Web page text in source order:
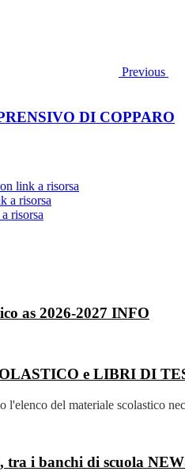
Previous
DI COPPARO
link a risorsa
a risorsa
risorsa
as 2026-2027 INFO
e LIBRI DI
l'elenco del materiale scolastico
tra i banchi di scuola